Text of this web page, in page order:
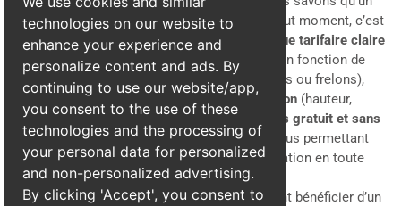
problème de nuisibles peut survenir à tout moment, c’est
pourquoi nous avons adopté une
politique tarifaire claire
et transparente . Nos prix sont adaptés en fonction de
l’ accessibilité du nid son type
(guêpes ou frelons),
ainsi que des spécificités de l’intervention (hauteur,
emplacement). Vous obtiendrez un
devis gratuit et sans
engagementavant toute intervention, vous permettant
ainsi deplanifier et de budgétiserl’opération en toute
sérénité.
Grâce à Alpes3D, les habitants de Claix peuvent bénéficier d’un
technologies on our website to
enhance your experience and
personalize content and ads. By
continuing to use our website/app,
you consent to the use of these
technologies and the processing of
your personal data for personalized
and non-personalized advertising.
By clicking 'Accept', you consent to